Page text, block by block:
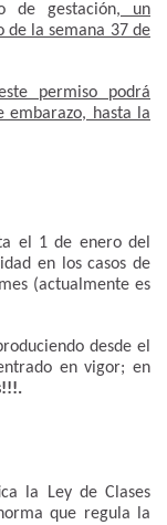
de gestación, un
la semana 37 de
permiso podrá
hasta la
el 1 de enero del
en los casos de
(actualmente es
desde el
en vigor; en
la Ley de Clases
que regula la